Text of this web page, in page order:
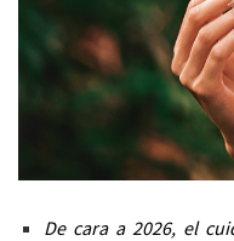
De cara a 2026, el